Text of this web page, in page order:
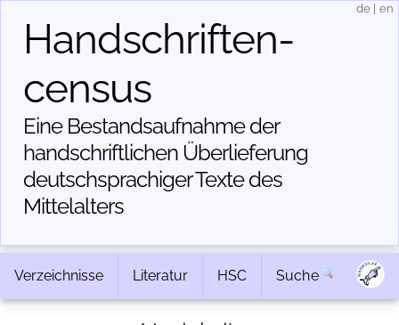
Handschriften­
census
Eine Bestandsaufnahme der
handschriftlichen Über­lieferung
deutschsprachiger Texte des
Mittelalters
de en
Verzeichnisse Literatur HSC Suche